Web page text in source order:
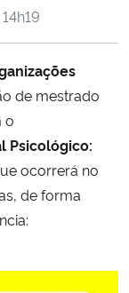
de mestrado
o
Psicológico:
ocorrerá no
de forma